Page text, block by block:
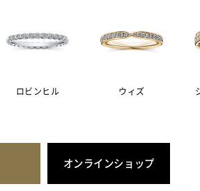
ロビンヒル ウィズ
オンラインショップ